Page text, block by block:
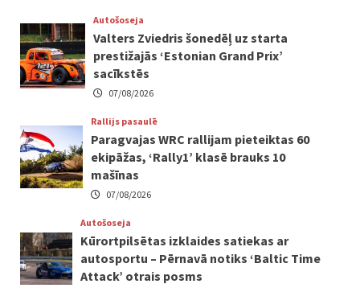
Autošoseja
Valters Zviedris šonedēļ uz starta
prestižajās ‘Estonian Grand Prix’
sacīkstēs
07/08/2026
Rallijs pasaulē
Paragvajas WRC rallijam pieteiktas 60
ekipāžas, ‘Rally1’ klasē brauks 10
mašīnas
07/08/2026
Autošoseja
Kūrortpilsētas izklaides satiekas ar
autosportu – Pērnavā notiks ‘Baltic Time
Attack’ otrais posms